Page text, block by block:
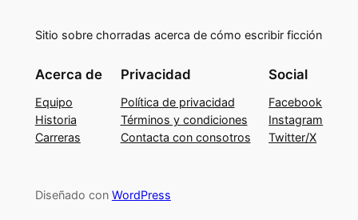
Sitio sobre chorradas acerca de cómo escribir ficción
Acerca de
Equipo
Historia
Carreras
Privacidad
Política de privacidad
Términos y condiciones
Contacta con consotros
Social
Facebook
Instagram
Twitter/X
Diseñado con WordPress